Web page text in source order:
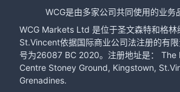
WCG是由多家公司共同使用的业务
WCG Markets Ltd 是位于圣文森特和格林
St.Vincent依据国际商业公司法注册的有
号为26087 BC 2020。注册地址是： The
Centre Stoney Ground, Kingstown,
Grenadines.